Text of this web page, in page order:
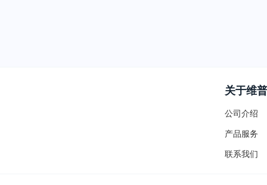
关于维普
公司介绍
产品服务
联系我们